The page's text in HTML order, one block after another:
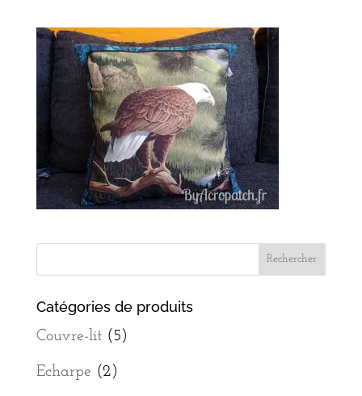
Catégories de produits
Couvre-lit (5)
Echarpe (2)